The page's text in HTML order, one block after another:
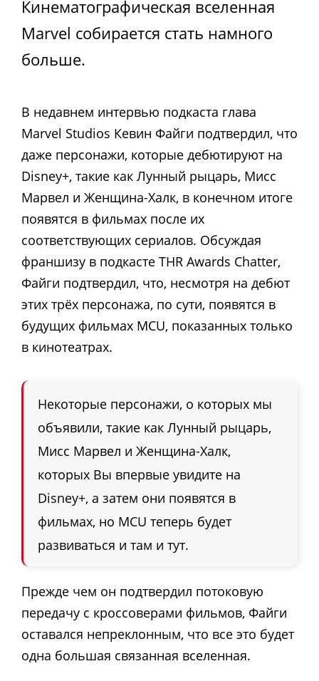
Кинематографическая вселенная
Marvel собирается стать намного
больше.
В недавнем интервью подкаста глава
Marvel Studios Кевин Файги подтвердил, что
даже персонажи, которые дебютируют на
Disney+, такие как Лунный рыцарь, Мисс
Марвел и Женщина-Халк, в конечном итоге
появятся в фильмах после их
соответствующих сериалов. Обсуждая
франшизу в подкасте THR Awards Chatter,
Файги подтвердил, что, несмотря на дебют
этих трёх персонажа, по сути, появятся в
будущих фильмах MCU, показанных только
в кинотеатрах.
Некоторые персонажи, о которых мы
объявили, такие как Лунный рыцарь,
Мисс Марвел и Женщина-Халк,
которых Вы впервые увидите на
Disney+, а затем они появятся в
фильмах, но MCU теперь будет
развиваться и там и тут.
Прежде чем он подтвердил потоковую
передачу с кроссоверами фильмов, Файги
оставался непреклонным, что все это будет
одна большая связанная вселенная.